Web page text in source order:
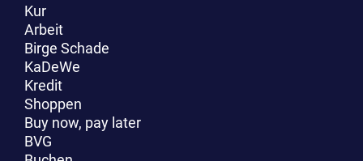
Kur
Arbeit
Birge Schade
KaDeWe
Kredit
Shoppen
Buy now, pay later
BVG